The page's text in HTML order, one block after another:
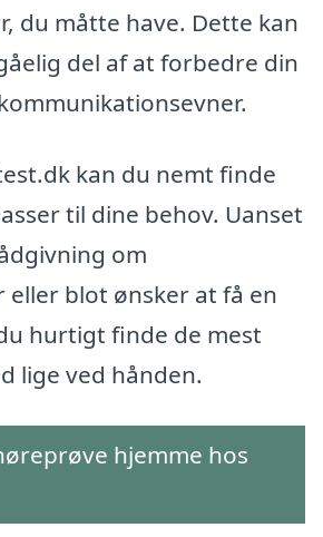
du måtte have. Dette kan
del af at forbedre din
kan du nemt finde
til dine behov. Uanset
om
blot ønsker at få en
hurtigt finde de mest
lige ved hånden.
hjemme hos